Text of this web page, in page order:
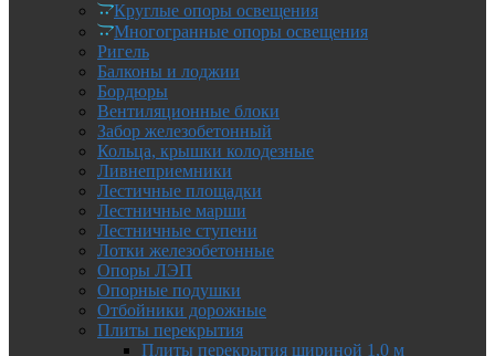
Круглые опоры освещения
Многогранные опоры освещения
Ригель
Балконы и лоджии
Бордюры
Вентиляционные блоки
Забор железобетонный
Кольца, крышки колодезные
Ливнеприемники
Лестичные площадки
Лестничные марши
Лестничные ступени
Лотки железобетонные
Опоры ЛЭП
Опорные подушки
Отбойники дорожные
Плиты перекрытия
Плиты перекрытия шириной 1,0 м